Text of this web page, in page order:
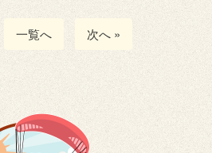
一覧へ 次へ »